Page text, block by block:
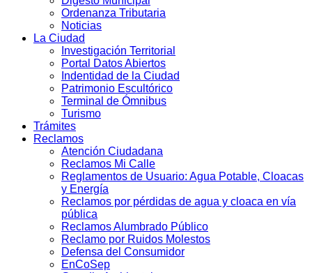
Ordenanza Tributaria
Noticias
La Ciudad
Investigación Territorial
Portal Datos Abiertos
Indentidad de la Ciudad
Patrimonio Escultórico
Terminal de Ómnibus
Turismo
Trámites
Reclamos
Atención Ciudadana
Reclamos Mi Calle
Reglamentos de Usuario: Agua Potable, Cloacas
y Energía
Reclamos por pérdidas de agua y cloaca en vía
pública
Reclamos Alumbrado Público
Reclamo por Ruidos Molestos
Defensa del Consumidor
EnCoSep